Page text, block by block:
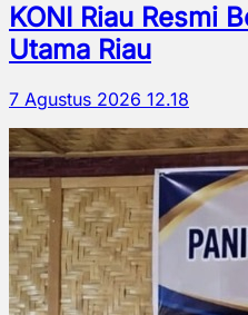
KONI Riau Resmi
Utama Riau
7 Agustus 2026 12.18